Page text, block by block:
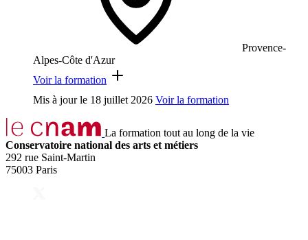
Provence-
Alpes-Côte d'Azur
Voir la formation
Mis à jour le 18 juillet 2026 Voir la formation
La formation tout au long de la vie
Conservatoire national des arts et métiers
292 rue Saint-Martin
75003 Paris